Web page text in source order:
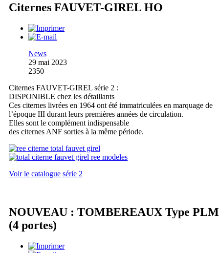
Citernes FAUVET-GIREL HO
News
29 mai 2023
2350
Citernes FAUVET-GIREL série 2 :
DISPONIBLE chez les détaillants
Ces citernes livrées en 1964 ont été immatriculées en marquage de
l’époque III durant leurs premières années de circulation.
Elles sont le complément indispensable
des citernes ANF sorties à la même période.
Voir le catalogue série 2
NOUVEAU : TOMBEREAUX Type PLM
(4 portes)